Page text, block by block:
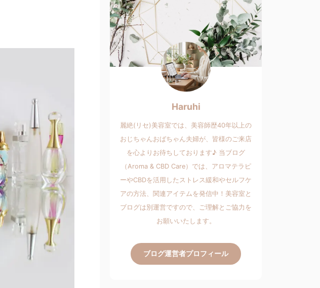
Haruhi
麗絶(リセ)美容室では、美容師歴40年以上の
おじちゃんおばちゃん夫婦が、皆様のご来店
を心よりお待ちしております♪ 当ブログ
（Aroma & CBD Care）では、アロマテラピ
ーやCBDを活用したストレス緩和やセルフケ
アの方法、関連アイテムを発信中！美容室と
ブログは別運営ですので、ご理解とご協力を
お願いいたします。
ブログ運営者プロフィール